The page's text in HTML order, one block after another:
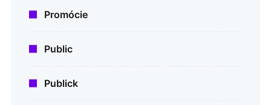
Promócie
Public
Publick